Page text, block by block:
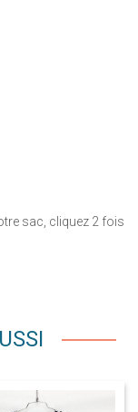
sac, cliquez 2 fois